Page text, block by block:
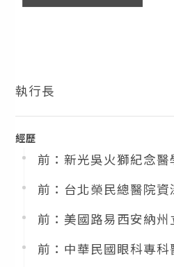
執行長
經歷
前：新光吳火獅紀念醫
前：台北榮民總醫院資
前：美國路易西安納州
前：中華民國眼科專科